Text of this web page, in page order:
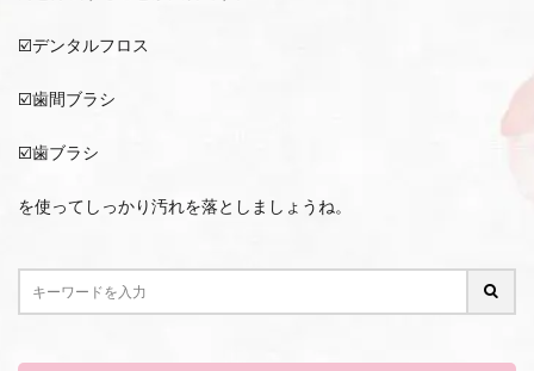
☑️デンタルフロス
☑️歯間ブラシ
☑️歯ブラシ
を使ってしっかり汚れを落としましょうね。